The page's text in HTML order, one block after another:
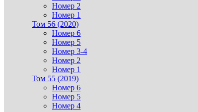
Номер 2
Номер 1
Том 56 (2020)
Номер 6
Номер 5
Номер 3-4
Номер 2
Номер 1
Том 55 (2019)
Номер 6
Номер 5
Номер 4